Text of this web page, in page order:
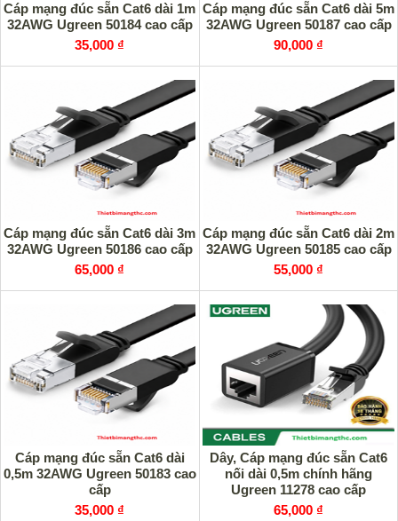
Cáp mạng đúc sẵn Cat6 dài 1m
32AWG Ugreen 50184 cao cấp
35,000 ₫
Cáp mạng đúc sẵn Cat6 dài 5m
32AWG Ugreen 50187 cao cấp
90,000 ₫
Cáp mạng đúc sẵn Cat6 dài 3m
32AWG Ugreen 50186 cao cấp
65,000 ₫
Cáp mạng đúc sẵn Cat6 dài 2m
32AWG Ugreen 50185 cao cấp
55,000 ₫
Cáp mạng đúc sẵn Cat6 dài
0,5m 32AWG Ugreen 50183 cao
cấp
35,000 ₫
Dây, Cáp mạng đúc sẵn Cat6
nối dài 0,5m chính hãng
Ugreen 11278 cao cấp
65,000 ₫